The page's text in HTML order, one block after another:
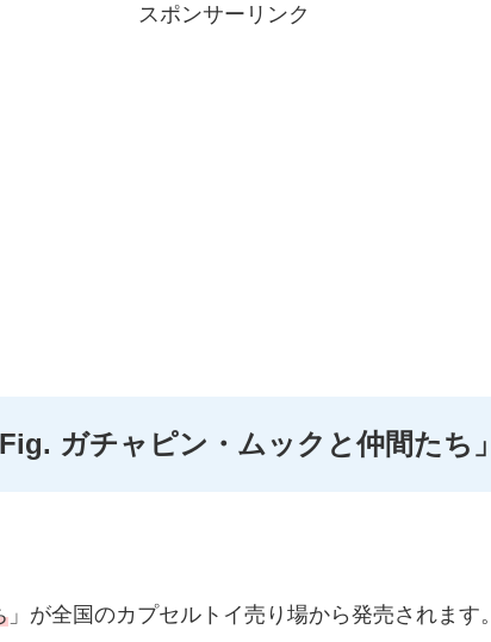
スポンサーリンク
Fig. ガチャピン・ムックと仲間たち
」が全国のカプセルトイ売り場から発売されます